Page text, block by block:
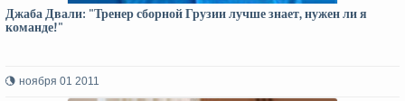
Джаба Двали: "Тренер сборной Грузии лучше знает, нужен ли я
команде!"
ноября 01 2011